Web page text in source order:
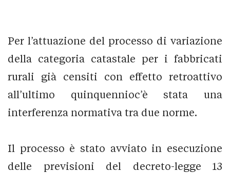
Per l’attuazione del processo di variazione
della categoria catastale per i fabbricati
rurali già censiti con effetto retroattivo
all’ultimo quinquennioc’è stata una
interferenza normativa tra due norme.
Il processo è stato avviato in esecuzione
delle previsioni del decreto-legge 13